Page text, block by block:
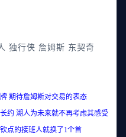
独行侠 詹姆斯 东契奇
期待詹姆斯对交易的表态
湖人为未来就不再考虑其感受
点的接班人就换了1个首